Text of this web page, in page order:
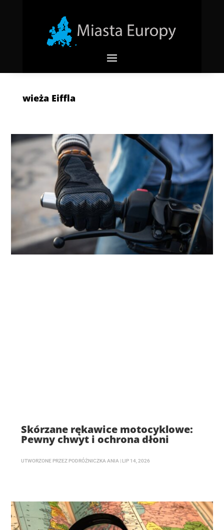
wieża Eiffla
Skórzane rękawice motocyklowe:
Pewny chwyt i ochrona dłoni
UTWORZONE PRZEZ PODRÓŻNICZKA ANIA LIP 14, 2026